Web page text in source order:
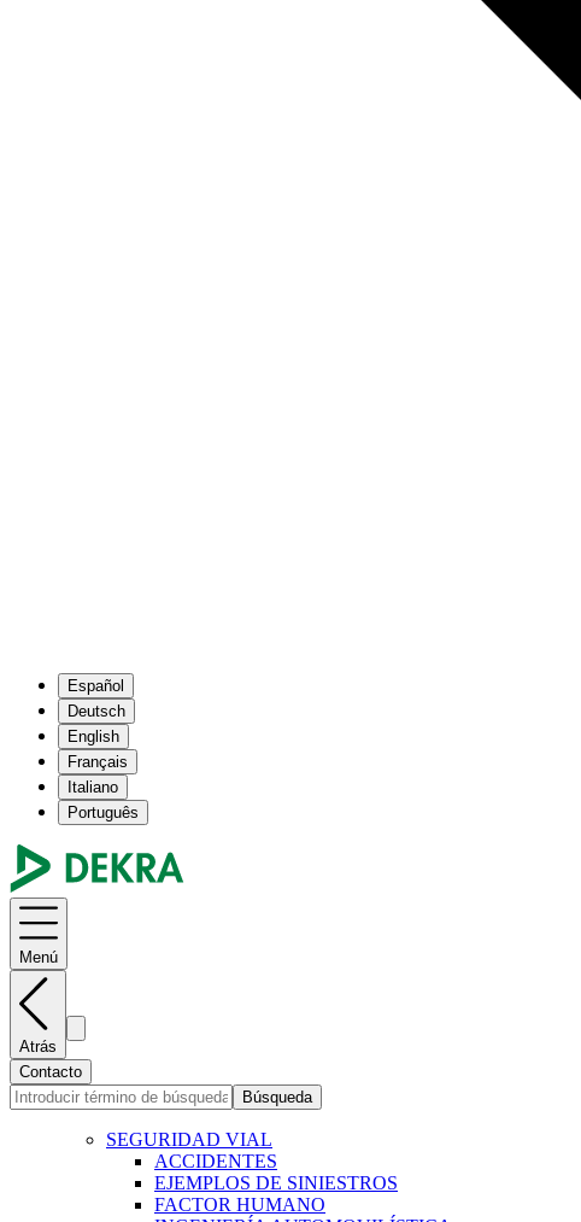
Español
Deutsch
English
Français
Italiano
Português
Menú
Atrás
Contacto
Búsqueda
SEGURIDAD VIAL
ACCIDENTES
EJEMPLOS DE SINIESTROS
FACTOR HUMANO